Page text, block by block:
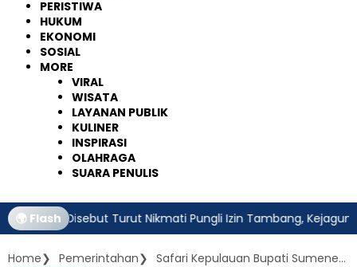
PERISTIWA
HUKUM
EKONOMI
SOSIAL
MORE
VIRAL
WISATA
LAYANAN PUBLIK
KULINER
INSPIRASI
OLAHRAGA
SUARA PENULIS
🌍 Flash
Turut Nikmati Pungli Izin Tambang, Kejagung Harus Ambil
Home Pemerintahan Safari Kepulauan Bupati Sumenep di Desa Paliat Minim Manfaat, Hingga Sumbangan Para Kades